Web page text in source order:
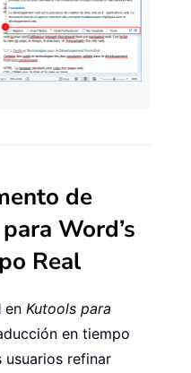
de
Word’s
Real
en Kutools para
en tiempo
usuarios refinar